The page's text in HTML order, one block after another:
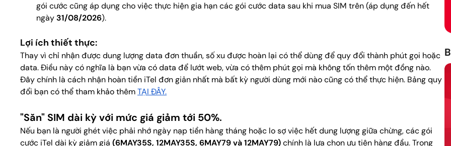
gói cước cũng áp dụng cho việc thực hiện gia hạn các gói cước data sau khi mua SIM trên (áp dụng đến hết
ngày31/08/2026).
Lợi ích thiết thực:
Thay vì chỉ nhận được dung lượng data đơn thuần, số xu được hoàn lại có thể dùng để quy đổi thành phút gọi hoặc
data. Điều này có nghĩa là bạn vừa có data để lướt web, vừa có thêm phút gọi mà không tốn thêm một đồng nào.
Đây chính là cách nhận hoàn tiền iTel đơn giản nhất mà bất kỳ người dùng mới nào cũng có thể thực hiện. Bảng quy
đổi bạn có thể tham khảo thêmTẠI ĐÂY.
"Săn" SIM dài kỳ với mức giá giảm tới 50%.
Nếu bạn là người ghét việc phải nhớ ngày nạp tiền hàng tháng hoặc lo sợ việc hết dung lượng giữa chừng, các gói
cước iTel dài kỳ giảm giá (6MAY35S, 12MAY35S, 6MAY79 và 12MAY79)chính là lựa chọn ưu tiên hàng đầu. Trong